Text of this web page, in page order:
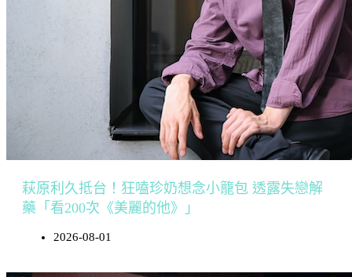
萩原利久抵台！狂嗑珍奶想念小籠包 透露失戀解
藥「看200次《美麗的他》」
2026-08-01